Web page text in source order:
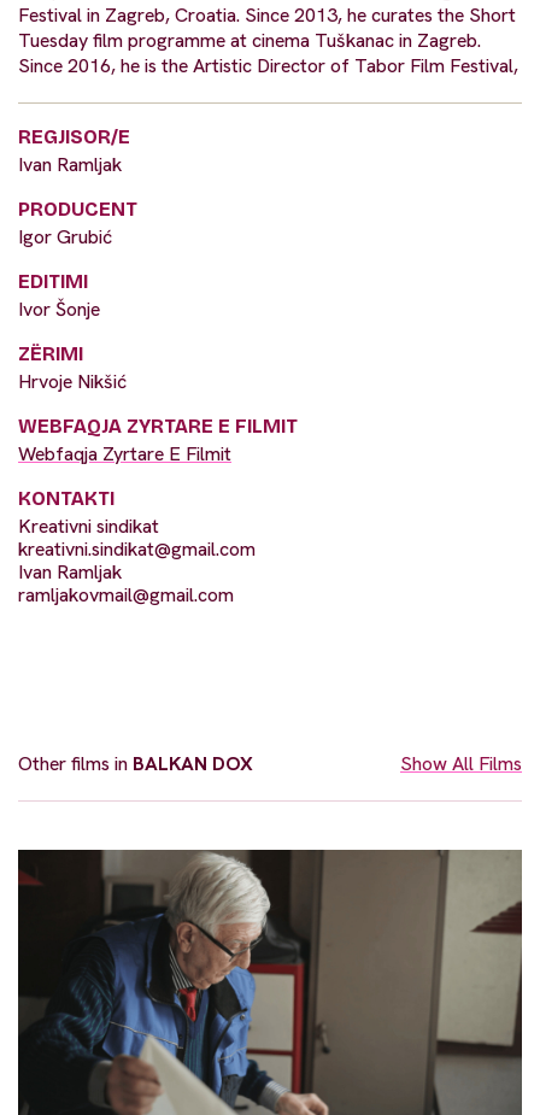
Festival in Zagreb, Croatia. Since 2013, he curates the Short
Tuesday film programme at cinema Tuškanac in Zagreb.
Since 2016, he is the Artistic Director of Tabor Film Festival,
REGJISOR/E
Ivan Ramljak
PRODUCENT
Igor Grubić
EDITIMI
Ivor Šonje
ZËRIMI
Hrvoje Nikšić
WEBFAQJA ZYRTARE E FILMIT
Webfaqja Zyrtare E Filmit
KONTAKTI
Kreativni sindikat
kreativni.sindikat@gmail.com
Ivan Ramljak
ramljakovmail@gmail.com
Other films in BALKAN DOX Show All Films